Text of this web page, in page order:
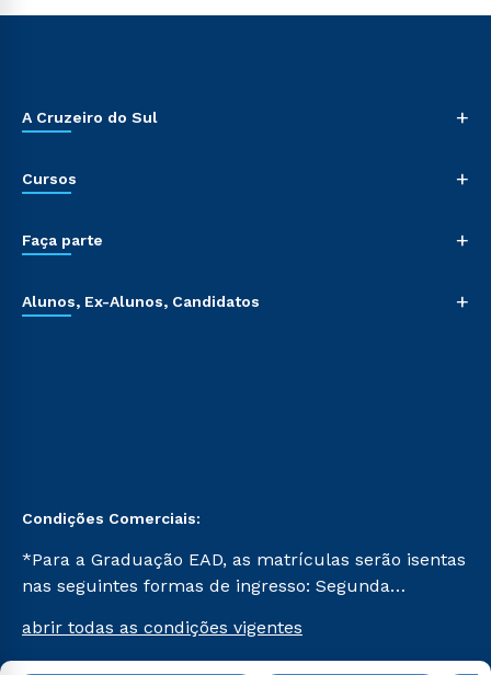
A Cruzeiro do Sul +
Cursos +
Faça parte +
Alunos, Ex-Alunos, Candidatos +
Condições Comerciais:
*Para a Graduação EAD, as matrículas serão isentas
nas seguintes formas de ingresso: Segunda
Já para as demais, a taxa de matrícula será de R$
49. *Para a Pós-graduação EAD, as ofertas
abrir todas as condições vigentes